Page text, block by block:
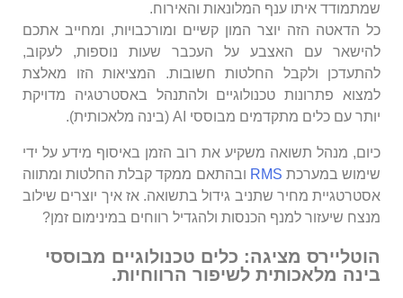
שמתמודד איתו ענף המלונאות והאירוח.
כל הדאטה הזה יוצר המון קשיים ומורכבויות, ומחייב אתכם
להישאר עם האצבע על העכבר שעות נוספות, לעקוב,
להתעדכן ולקבל החלטות חשובות. המציאות הזו מאלצת
למצוא פתרונות טכנולוגיים ולהתנהל באסטרטגיה מדויקת
יותר עם כלים מתקדמים מבוססי AI (בינה מלאכותית).
כיום, מנהל תשואה משקיע את רוב הזמן באיסוף מידע על ידי
שימוש במערכת RMS ובהתאם ממקד קבלת החלטות ומתווה
אסטרטגיית מחיר שתניב גידול בתשואה. אז איך יוצרים שילוב
מנצח שיעזור למנף הכנסות ולהגדיל רווחים במינימום זמן?
הוטליירס מציגה: כלים טכנולוגיים מבוססי
בינה מלאכותית לשיפור הרווחיות.